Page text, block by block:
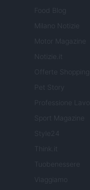
Food Blog
Milano Notizie
Motor Magazine
Notizie.it
Offerte Shopping
Professione
Sport Magazine
Style24
Think.it
Tuobenessere
Viaggiamo